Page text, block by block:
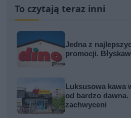
To czytają teraz inni
Jedna z
promocji.
Luksusowa kawa
od bardzo
zachwyceni